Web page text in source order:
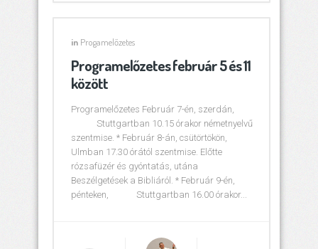
in Progamelőzetes
Programelőzetes február 5 és 11
között
Programelőzetes Február 7-én, szerdán,
Stuttgartban 10.15 órakor németnyelvű
szentmise. * Február 8-án, csütörtökön,
Ulmban 17.30 órától szentmise. Előtte
rózsafüzér és gyóntatás, utána
Beszélgetések a Bibliáról. * Február 9-én,
pénteken, Stuttgartban 16.00 órakor...